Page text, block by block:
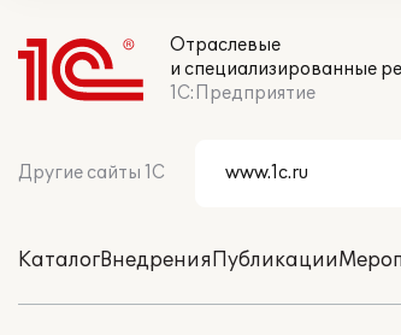
Отраслевые
и специализированные
1С:Предприятие
Другие сайты 1С
КаталогВнедренияПубликации